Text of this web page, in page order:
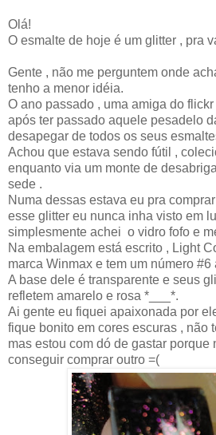
Olá!
O esmalte de hoje é um glitter , pra
Gente , não me perguntem onde
tenho a menor idéia.
O ano passado , uma amiga do
após ter passado aquele pesadelo
desapegar de todos os seus
Achou que estava sendo fútil ,
enquanto via um monte de
sede .
Numa dessas estava eu pra
esse glitter eu nunca inha visto em
simplesmente achei o vidro fofo e
Na embalagem está escrito , Light
marca Winmax e tem um número #6
A base dele é transparente e seus
refletem amarelo e rosa *___*.
Ai gente eu fiquei apaixonada por
fique bonito em cores escuras , não
mas estou com dó de gastar porque
conseguir comprar outro =(